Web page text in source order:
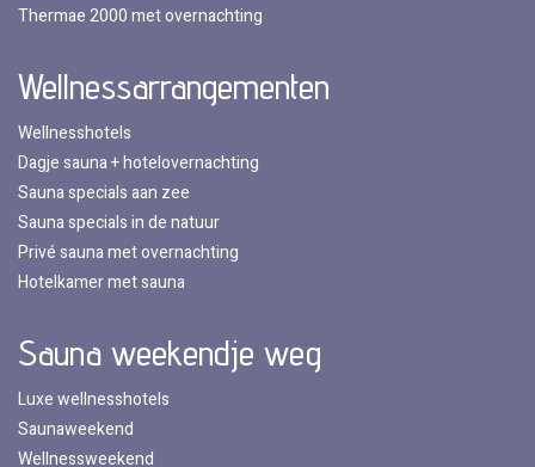
Thermae 2000 met overnachting
Wellnessarrangementen
Wellnesshotels
Dagje sauna + hotelovernachting
Sauna specials aan zee
Sauna specials in de natuur
Privé sauna met overnachting
Hotelkamer met sauna
Sauna weekendje weg
Luxe wellnesshotels
Saunaweekend
Wellnessweekend